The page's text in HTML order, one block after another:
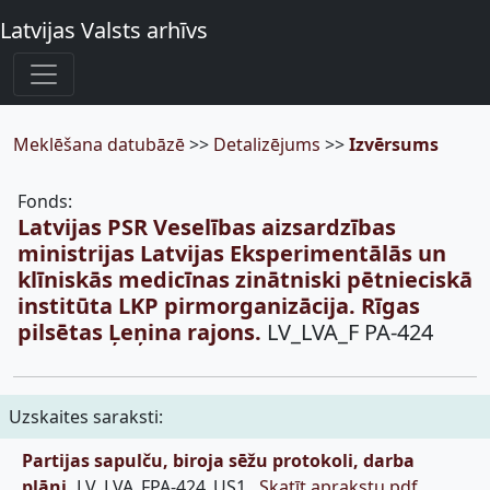
Latvijas Valsts arhīvs
Meklēšana datubāzē>> Detalizējums >>Izvērsums
Fonds:
Latvijas PSR Veselības aizsardzības
ministrijas Latvijas Eksperimentālās un
klīniskās medicīnas zinātniski pētnieciskā
institūta LKP pirmorganizācija. Rīgas
pilsētas Ļeņina rajons. LV_LVA_F PA-424
Uzskaites saraksti:
Partijas sapulču, biroja sēžu protokoli, darba